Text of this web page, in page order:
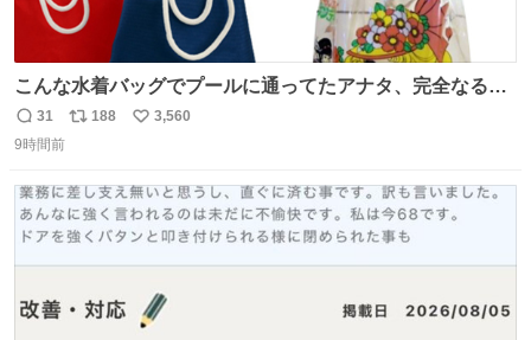
こんな水着バッグでプールに通ってたアナタ、完全なる同
世代（笑） #70年代 #80年代 #昭和レトロ
返
信
31
リ
ト
数
188
い
数
3,560
9時間前